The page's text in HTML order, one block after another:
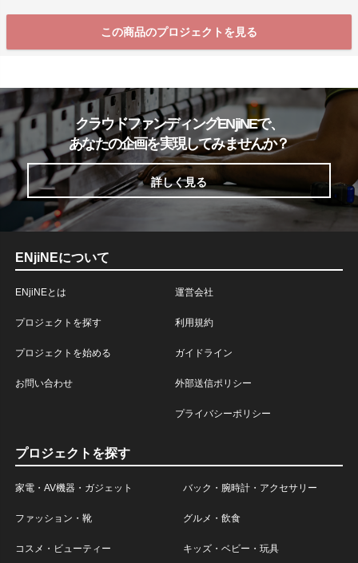
この商品のプロジェクトを見る
クラウドファンディングENjiNEで、
あなたの企画を実現してみませんか？
詳しく見る
ENjiNEについて
ENjiNEとは
プロジェクトを探す
プロジェクトを始める
お問い合わせ
運営会社
利用規約
ガイドライン
外部送信ポリシー
プライバシーポリシー
プロジェクトを探す
家電・AV機器・ガジェット バック・腕時計・アクセサリー
ファッション・靴 グルメ・飲食
コスメ・ビューティー キッズ・ベビー・玩具